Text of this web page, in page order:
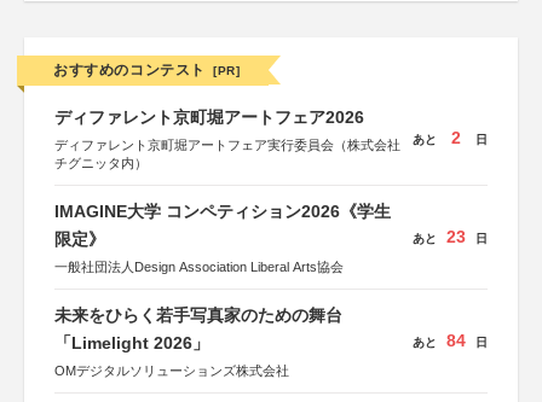
おすすめのコンテスト [PR]
ディファレント京町堀アートフェア2026
ディファレント京町堀アートフェア実行委員会（株式会社
チグニッタ内）
あと 2 日
IMAGINE大学 コンペティション2026《学生
限定》
一般社団法人Design Association Liberal Arts協会
あと 23 日
未来をひらく若手写真家のための舞台
「Limelight 2026」
OMデジタルソリューションズ株式会社
あと 84 日